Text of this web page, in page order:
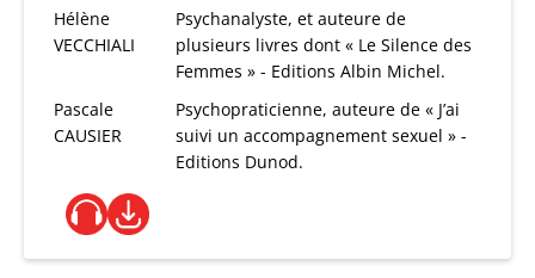
Hélène
VECCHIALI
Psychanalyste, et auteure de
plusieurs livres dont « Le Silence des
Femmes » - Editions Albin Michel.
Pascale
CAUSIER
Psychopraticienne, auteure de « J’ai
suivi un accompagnement sexuel » -
Editions Dunod.